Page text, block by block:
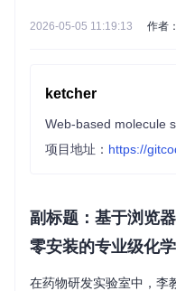
2026-05-05 11:19:13 作者
ketcher
Web-based molecule
项目地址： https://
副标题：基于浏览
零安装的专业级化
在药物研发实验室中，李